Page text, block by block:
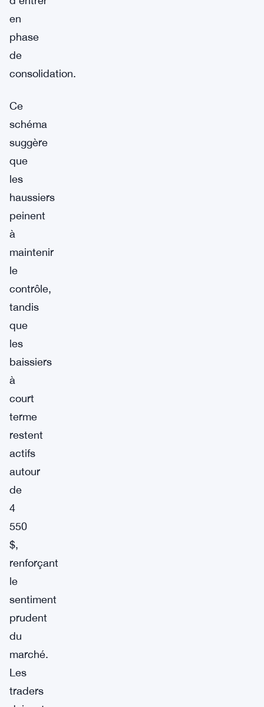
en
phase
de
consolidation.
Ce
schéma
suggère
que
les
haussiers
peinent
à
maintenir
le
contrôle,
tandis
que
les
baissiers
à
court
terme
restent
actifs
autour
de
4
550
$,
renforçant
le
sentiment
prudent
du
marché.
Les
traders